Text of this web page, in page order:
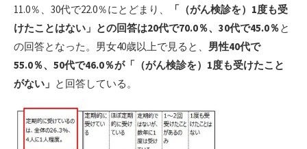
11.0％、30代で22.0％にとどまり、
「（がん検診を）1度も受
けたことはない」との回答は20代で70.0％、30代で45.0％と
の回答となった。男女40歳以上で見ると、 男性40代で
55.0％、50代で46.0％が「（がん検診を）1度も受けたこと
がない」 と回答している。